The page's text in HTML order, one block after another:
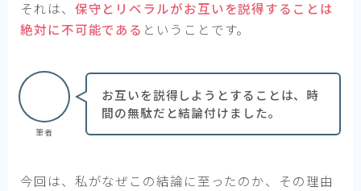
それは、 保守とリベラルがお互いを説得することは
絶対に不可能である ということです。
筆者
お互いを説得しようとすることは、時
間の無駄だと結論付けました。
今回は、私がなぜこの結論に至ったのか、その理由